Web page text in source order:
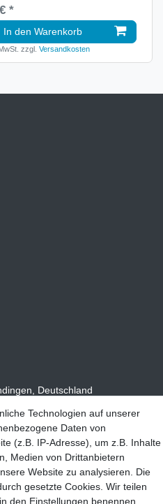
*
In den Warenkorb
zzgl.Versandkosten
Deutschland
Technologien auf unserer
Daten von
(z.B. IP-Adresse), um z.B. Inhalte
Medien von Drittanbietern
Website zu analysieren. Die
gesetzte Cookies. Wir teilen
den Einstellungen benennen.